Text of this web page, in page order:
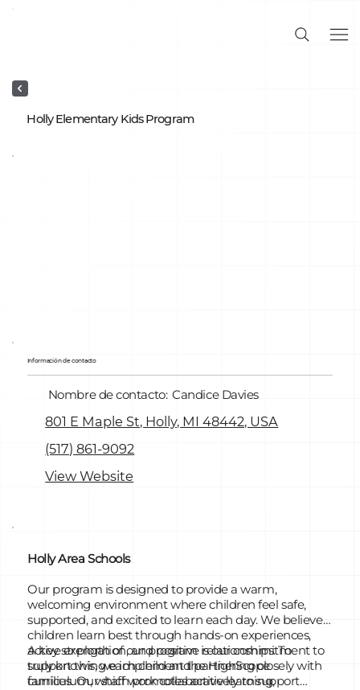
Holly Area Schools
Our program is designed to provide a warm,
welcoming environment where children feel safe,
supported, and excited to learn each day. We believe
children learn best through hands-on experiences,
active exploration, and positive relationships. To
support this, we implement the HighScope
curriculum, which promotes active learning,
A key strength of our program is our commitment to
truly knowing each child and partnering closely with
families. Our staff work collaboratively to support
Información de contacto
Nombre de contacto: Candice Davies
801 E Maple St, Holly, MI 48442, USA
(517) 861-9092
View Website
Holly Elementary Kids Program